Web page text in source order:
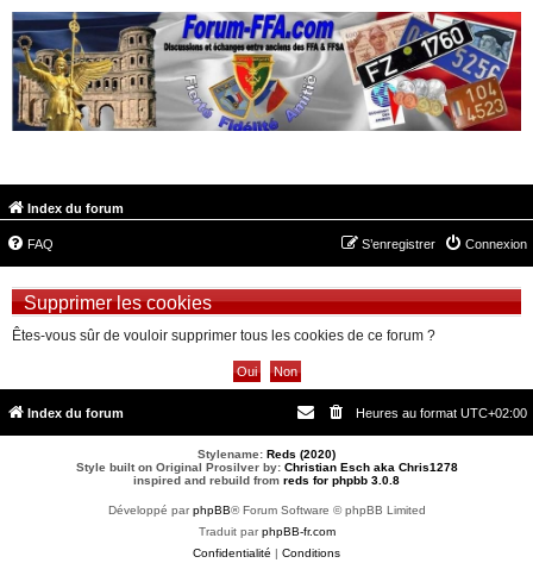
Index du forum
FAQ Connexion
S’enregistrer
Supprimer les cookies
Êtes-vous sûr de vouloir supprimer tous les cookies de ce forum ?
Index du forum Heures au format UTC+02:00
Stylename: Reds (2020)
Style built on Original Prosilver by: Christian Esch aka Chris1278
inspired and rebuild from reds for phpbb 3.0.8
Développé parphpBB® Forum Software © phpBB Limited
Traduit parphpBB-fr.com
Confidentialité | Conditions